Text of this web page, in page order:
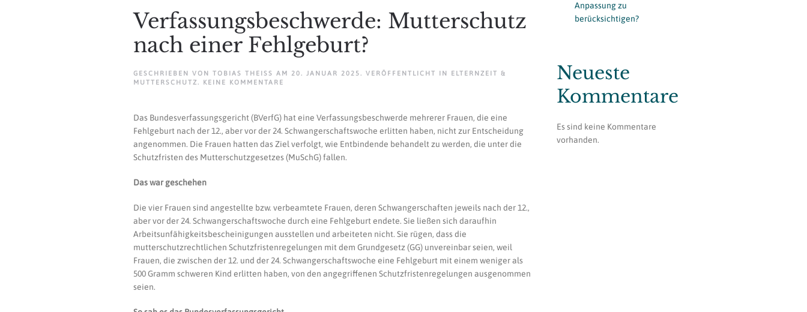
Verfassungsbeschwerde: Mutterschutz
nach einer Fehlgeburt?
GESCHRIEBEN VON TOBIAS THEISS AM 20. JANUAR 2025 . VERÖFFENTLICHT IN ELTERNZEIT &
MUTTERSCHUTZ . KEINE KOMMENTARE
EINER
FEHLGEBURT?
Das Bundesverfassungsgericht (BVerfG) hat eine Verfassungsbeschwerde mehrerer Frauen, die eine
Fehlgeburt nach der 12., aber vor der 24. Schwangerschaftswoche erlitten haben, nicht zur Entscheidung
angenommen. Die Frauen hatten das Ziel verfolgt, wie Entbindende behandelt zu werden, die unter die
Schutzfristen des Mutterschutzgesetzes (MuSchG) fallen.
Das war geschehen
Die vier Frauen sind angestellte bzw. verbeamtete Frauen, deren Schwangerschaften jeweils nach der 12.,
aber vor der 24. Schwangerschaftswoche durch eine Fehlgeburt endete. Sie ließen sich daraufhin
Arbeitsunfähigkeitsbescheinigungen ausstellen und arbeiteten nicht. Sie rügen, dass die
mutterschutzrechtlichen Schutzfristenregelungen mit dem Grundgesetz (GG) unvereinbar seien, weil
Frauen, die zwischen der 12. und der 24. Schwangerschaftswoche eine Fehlgeburt mit einem weniger als
500 Gramm schweren Kind erlitten haben, von den angegriffenen Schutzfristenregelungen ausgenommen
seien.
Anpassung zu
berücksichtigen?
Neueste
Kommentare
Es sind keine Kommentare
vorhanden.